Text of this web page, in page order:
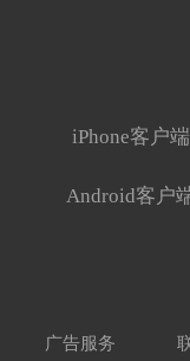
iPhone客户端
Android客户
广告服务